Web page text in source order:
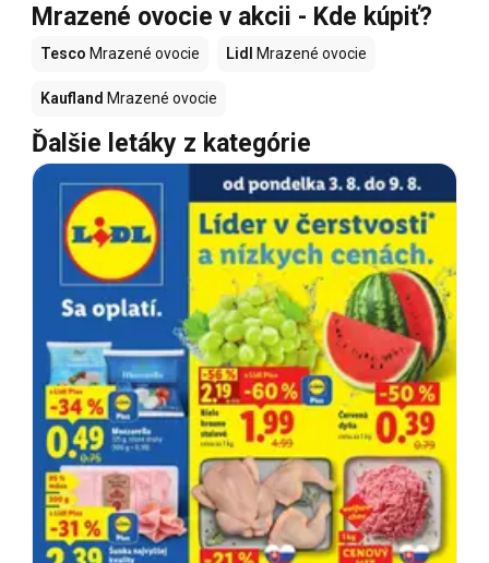
Mrazené ovocie v akcii - Kde kúpiť?
Tesco Mrazené ovocie Lidl Mrazené ovocie
Kaufland Mrazené ovocie
Ďalšie letáky z kategórie